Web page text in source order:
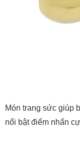
Món trang sức giúp
nổi bật điểm nhấn